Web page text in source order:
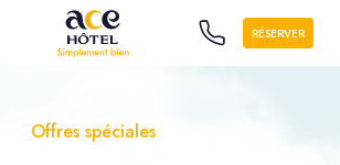
RÉSERVER
Offres spéciales